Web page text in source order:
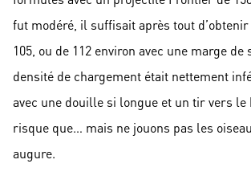
fut modéré, il suffisait après tout
105, ou de 112 environ avec une marge de
densité de chargement était nettement
avec une douille si longue et un tir vers le
risque que… mais ne jouons pas les
augure.